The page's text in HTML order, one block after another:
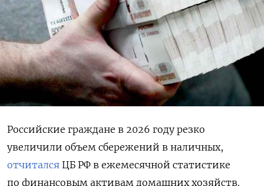
Российские граждане в 2026 году резко
увеличили объем сбережений в наличных,
отчитался ЦБ РФ в ежемесячной статистике
по финансовым активам домашних хозяйств.